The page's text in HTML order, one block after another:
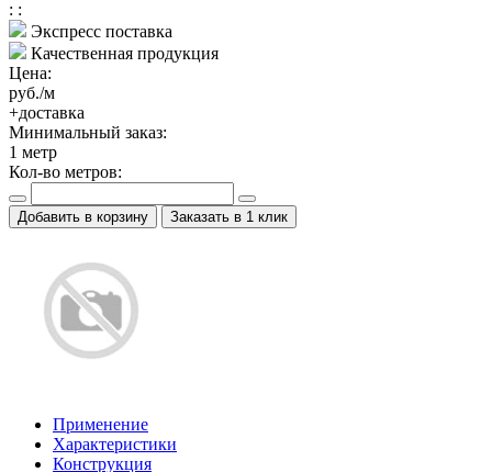
: :
Экспресс поставка
Качественная продукция
Цена:
руб./м
+доставка
Минимальный заказ:
1 метр
Кол-во метров:
Добавить в корзину Заказать в 1 клик
Применение
Характеристики
Конструкция